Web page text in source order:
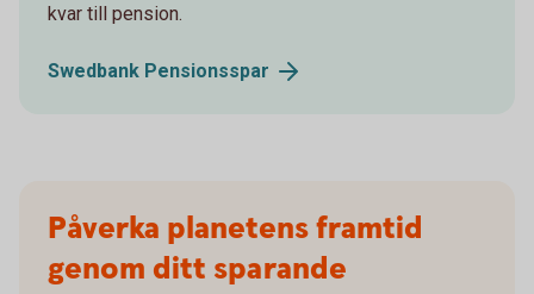
kvar till pension.
Swedbank Pensionsspar
Påverka planetens framtid
genom ditt sparande